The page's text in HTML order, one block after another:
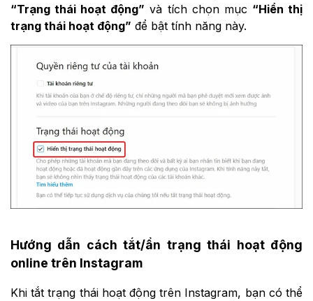
“Trạng thái hoạt động” và tích chọn mục “Hiển thị
trạng thái hoạt động” để bật tính năng này.
Hướng dẫn cách tắt/ẩn trạng thái hoạt động
online trên Instagram
Khi tắt trạng thái hoạt động trên Instagram, bạn có thể